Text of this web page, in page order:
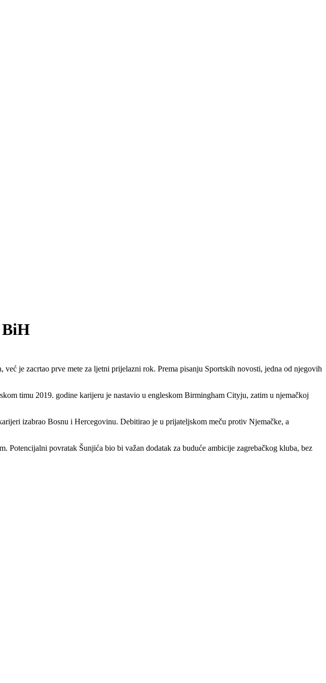
BiH
je zacrtao prve mete za ljetni prijelazni rok. Prema pisanju Sportskih novosti, jedna od njegovih
timu 2019. godine karijeru je nastavio u engleskom Birmingham Cityju, zatim u njemačkoj
izabrao Bosnu i Hercegovinu. Debitirao je u prijateljskom meču protiv Njemačke, a
povratak Šunjića bio bi važan dodatak za buduće ambicije zagrebačkog kluba, bez